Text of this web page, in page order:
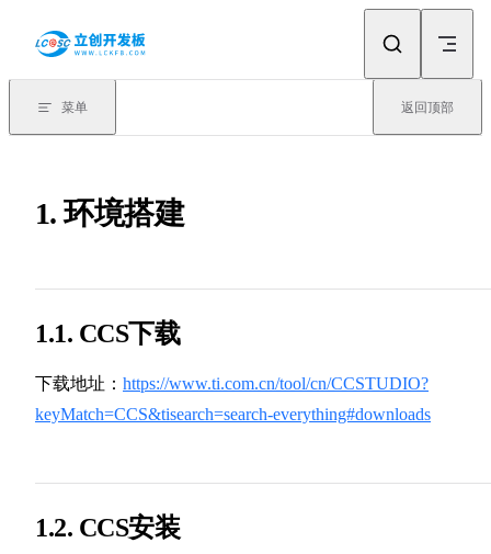
菜单 返回顶部
1. 环境搭建
1.1. CCS下载
下载地址： https://www.ti.com.cn/tool/cn/CCSTUDIO?
keyMatch=CCS&tisearch=search-everything#downloads
1.2. CCS安装